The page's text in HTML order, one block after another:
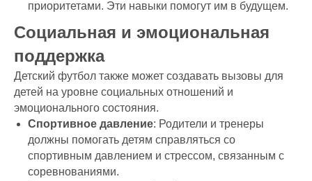
приоритетами. Эти навыки помогут им в будущем.
Социальная и эмоциональная
поддержка
Детский футбол также может создавать вызовы для
детей на уровне социальных отношений и
эмоционального состояния.
Спортивное давление: Родители и тренеры
должны помогать детям справляться со
спортивным давлением и стрессом, связанным с
соревнованиями.